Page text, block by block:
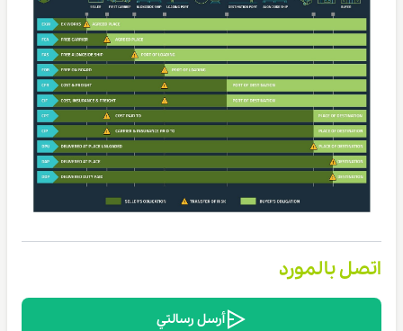
اتصل بالمورد
أرسل رسالتي